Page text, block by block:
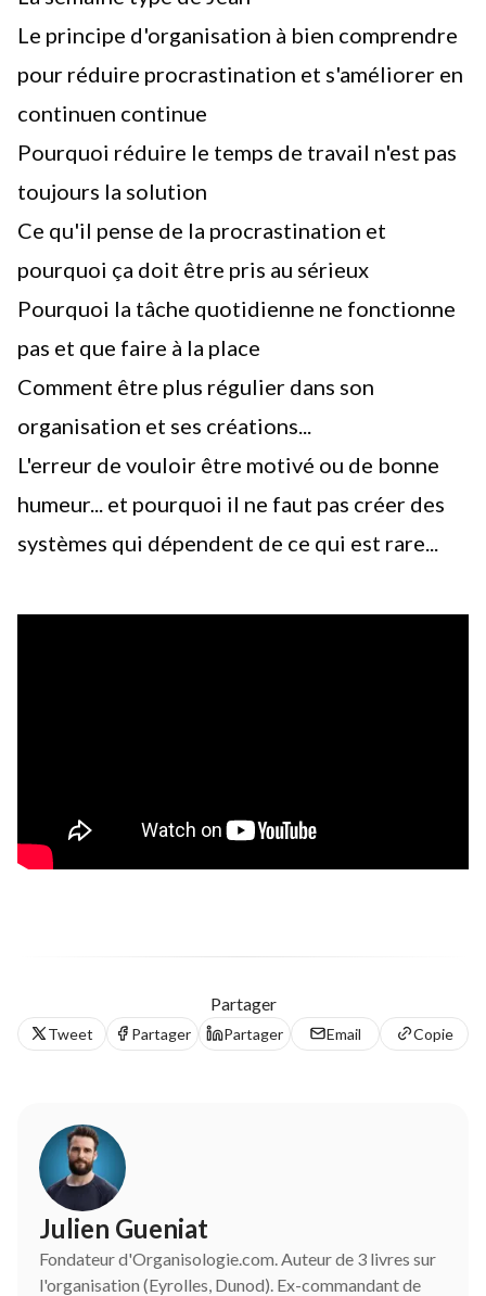
Le principe d'organisation à bien comprendre
pour réduire procrastination et s'améliorer en
continuen continue
Pourquoi réduire le temps de travail n'est pas
toujours la solution
Ce qu'il pense de la procrastination et
pourquoi ça doit être pris au sérieux
Pourquoi la tâche quotidienne ne fonctionne
pas et que faire à la place
Comment être plus régulier dans son
organisation et ses créations...
L'erreur de vouloir être motivé ou de bonne
humeur... et pourquoi il ne faut pas créer des
systèmes qui dépendent de ce qui est rare...
Partager
Tweet Partager Partager Email Copie
Julien Gueniat
Fondateur d'Organisologie.com. Auteur de 3 livres sur
l'organisation (Eyrolles, Dunod). Ex-commandant de